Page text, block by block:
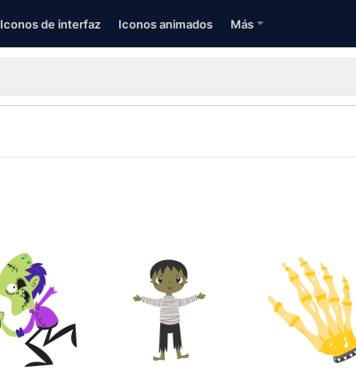
Iconos de interfaz Iconos animados Más